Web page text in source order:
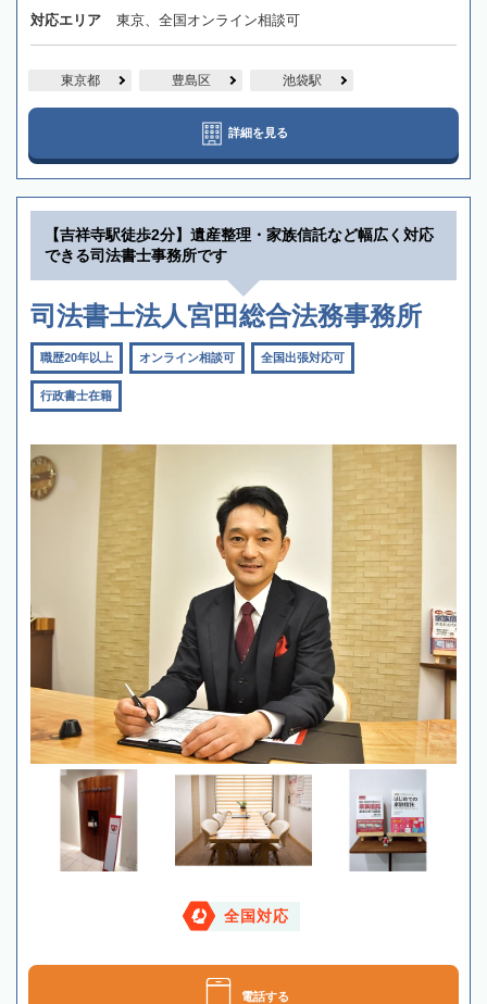
対応エリア 東京、全国オンライン相談可
東京都 豊島区 池袋駅
詳細を見る
【吉祥寺駅徒歩2分】遺産整理・家族信託など幅広く対応
できる司法書士事務所です
司法書士法人宮田総合法務事務所
職歴20年以上 オンライン相談可 全国出張対応可
行政書士在籍
全国対応
電話する